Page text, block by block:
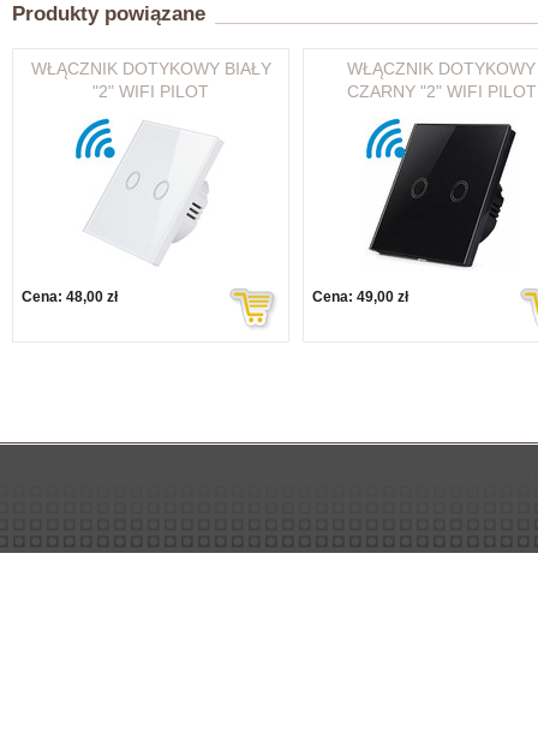
Produkty powiązane
WŁĄCZNIK DOTYKOWY BIAŁY
"2" WIFI PILOT
Cena: 48,00 zł
WŁĄCZNIK DOTYKOWY
CZARNY "2" WIFI PILOT
Cena: 49,00 zł